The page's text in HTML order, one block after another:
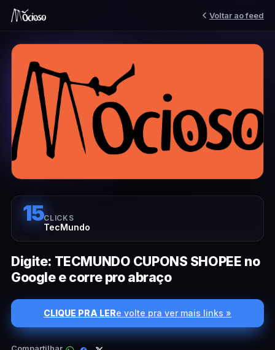
Voltar ao feed
15CLICKS
TecMundo
Digite: TECMUNDO CUPONS SHOPEE no
Google e corre pro abraço
CLIQUE PRA LERe volte pra ver mais links »
Compartilhar